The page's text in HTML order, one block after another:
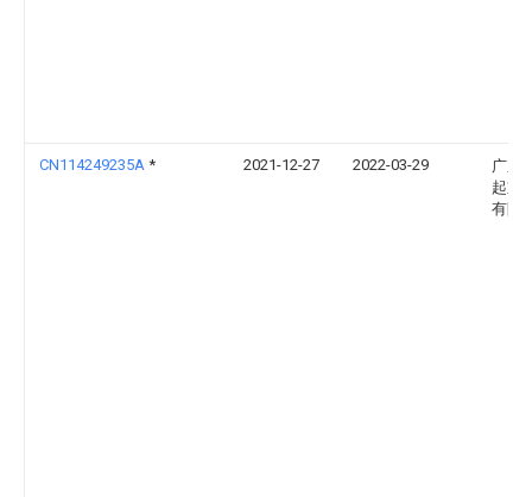
CN114249235A * 2021-12-27 2022-03-29
广东
起重
有限